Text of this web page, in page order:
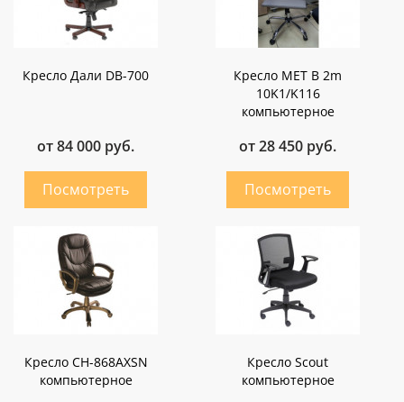
Кресло Дали DB-700
от 84 000 руб.
Кресло МЕТ B 2m
10K1/K116
компьютерное
от 28 450 руб.
Кресло СH-868AXSN
компьютерное
Кресло Scout
компьютерное